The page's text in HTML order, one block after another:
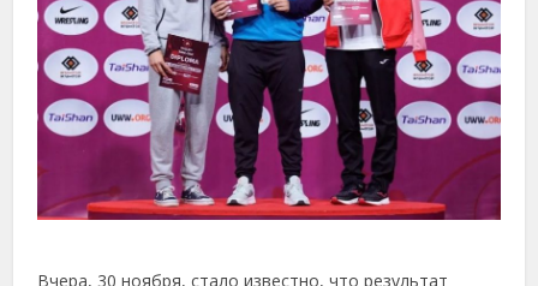
Вчера, 30 ноября, стало известно, что результат